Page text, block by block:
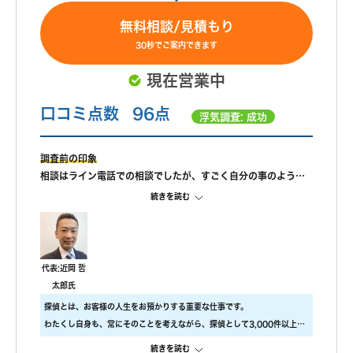
無料相談/見積もり
30秒でご案内できます
現在営業中
口コミ点数 96点 浮気調査: 成功
調査前の印象
相談はライン電話での相談でしたが、すごく自分の事のように
親身になって相談に乗ってもらえました。 また、私が自己肯定
感が低いこともあり、自分のことを攻めていると、もっと自信
を持ちなさいと励ましてもらってすごく嬉しかったです。
調査中の印象
尾行が旦那の会社スタートの予定でしたが、場所が違っていた
ようで、必死に探してくれたと伺っております。こちらの対応
報告書はすぐに届けていただけましたが、時間表示が間違って
いました。(ただ、写真の時間が載っているので大丈夫かと思わ
続きを読む
代表:近岡 哲
太郎氏
探偵とは、お客様の人生をお預かりする重要な仕事です。
わたくし自身も、常にそのことを考えながら、探偵として3,000件以上の
続きを読む